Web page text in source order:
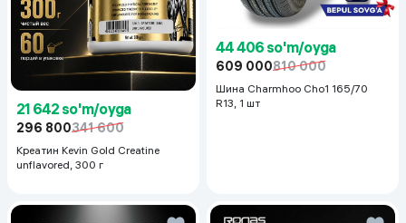
21 642 so'm/oyga
296 800341 600
Креатин Kevin Gold Creatine
unflavored, 300 г
44 406 so'm/oyga
609 000810 000
Шина Charmhoo Cho1 165/70
R13, 1 шт